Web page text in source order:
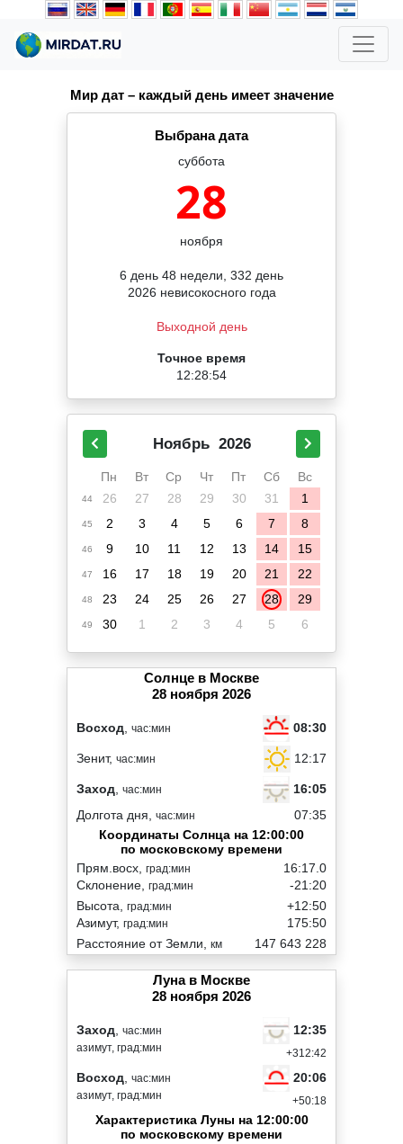
Мир дат – каждый день имеет значение
Выбрана дата
суббота
28
ноября
6 день 48 недели, 332 день
2026 невисокосного года
Выходной день
Точное время
12:28:54
Ноябрь 2026
Пн Вт Ср Чт Пт Сб Вс
44 26 27 28 29 30 31 1
45 2 3 4 5 6 7 8
46 9 10 11 12 13 14 15
47 16 17 18 19 20 21 22
48 23 24 25 26 27 28 29
49 30 1 2 3 4 5 6
Солнце в Москве
28 ноября 2026
Восход час:мин 08:30
Зенит, час:мин 12:17
Заход час:мин
16:05
Долгота дня, час:мин
07:35
Координаты Солнца на 12:00:00
по московскому времени
Прям.восх, град:мин
Склонение, град:мин
16:17.0
-21:20
Высота, град:мин
Азимут, град:мин
+12:50
175:50
Расстояние от Земли, км 147 643 228
Луна в Москве
28 ноября 2026
Заход час:мин
азимут, град:мин
12:35
+312:42
Восход час:мин
азимут, град:мин
20:06
+50:18
Характеристика Луны на 12:00:00
по московскому времени